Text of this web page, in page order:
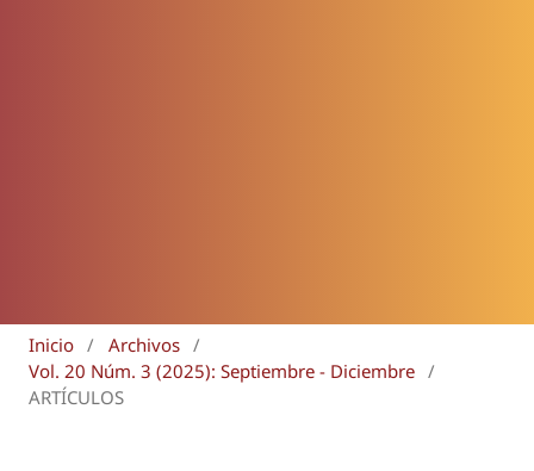
Inicio / Archivos /
Vol. 20 Núm. 3 (2025): Septiembre - Diciembre /
ARTÍCULOS